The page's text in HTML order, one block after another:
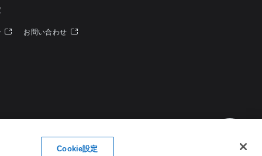
お問い合わせ
Cookie設定